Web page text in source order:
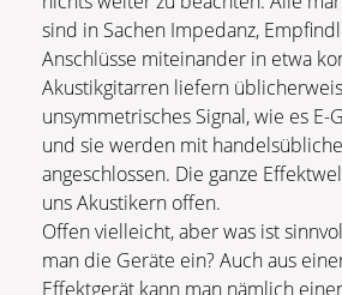
sind in Sachen Impedanz,
Anschlüsse miteinander in etwa
Akustikgitarren liefern
unsymmetrisches Signal, wie es E-
und sie werden mit
angeschlossen. Die ganze
uns Akustikern offen.
Offen vielleicht, aber was ist
man die Geräte ein? Auch aus
Effektgerät kann man nämlich